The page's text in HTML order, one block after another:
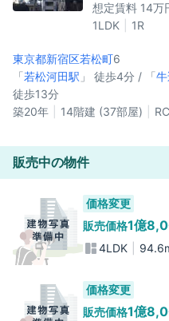
想定賃料 14万
1LDK
1R
東京都新宿区若松町6
「若松河田駅 」 徒歩4分 / 「
徒歩13分
築20年
14階建 (37部屋)
販売中の物件
価格変更
販売価格1億
4LDK
価格変更
販売価格1億